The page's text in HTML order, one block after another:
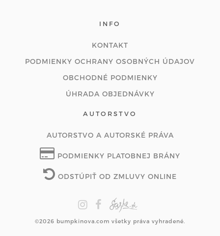
INFO
KONTAKT
PODMIENKY OCHRANY OSOBNÝCH ÚDAJOV
OBCHODNÉ PODMIENKY
ÚHRADA OBJEDNÁVKY
AUTORSTVO
AUTORSTVO A AUTORSKÉ PRÁVA
PODMIENKY PLATOBNEJ BRÁNY
ODSTÚPIŤ OD ZMLUVY ONLINE
©2026 bumpkinova.com všetky práva vyhradené.